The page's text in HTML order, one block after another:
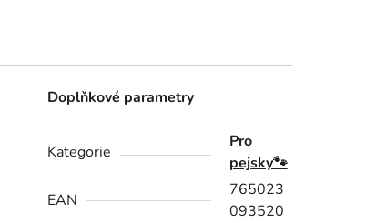
Doplňkové parametry
Kategorie
Pro
pejsky🐾
EAN
765023
093520